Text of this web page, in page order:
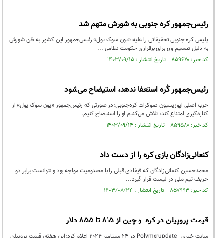
رئیس‌جمهور کره جنوبی به شورش متهم شد
پلیس کره جنوبی تحقیقاتی را علیه «یون سوک یول» رئیس‌جمهور این کشور به ظن شورش
به دلیل تصمیم وی برای برقراری حکومت نظامی ...
کد خبر: ۸۵۹۶۷۰ تاریخ انتشار : ۱۴۰۳/۰۹/۱۵
رئیس‌جمهور کُره‌ استعفا ندهد، استیضاح می‌شود
حزب اصلی اپوزیسیون دموکرات کره‌جنوبی:در صورتی که رئیس‌جمهور «یون سوک یول» از
کناره‌گیری امتناع کند، تلاش می‌کنیم او را استیضاح کنیم.
کد خبر: ۸۵۹۵۸۰ تاریخ انتشار : ۱۴۰۳/۰۹/۱۴
کنعانی‌زادگان بازی کره‌ را از دست داد
محمدحسین کنعانی‌زادگان که فیفادی قبلی را با مصدومیت مواجه بود و نتوانست برابر دو
حریف تیم ملی در لیست قرار گیرد...
کد خبر: ۸۵۷۹۹۳ تاریخ انتشار : ۱۴۰۳/۰۸/۲۴
قیمت پروپیلن در کره و چین از 815 تا 855 دلار
سایت خبری Polymerupdate در 24 سپتامبر 2024 اعلام کرد:این هفته، قیمت پروپیلن